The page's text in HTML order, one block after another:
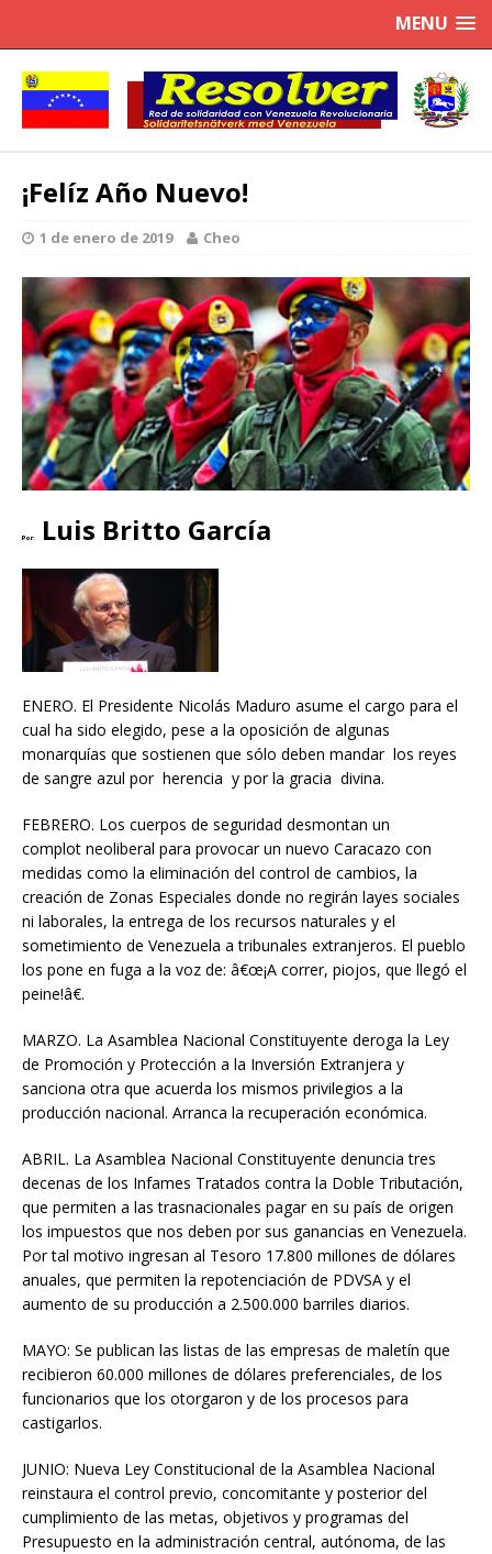
MENU
¡Felíz Año Nuevo!
1 de enero de 2019 Cheo
Por: Luis Britto García
ENERO. El Presidente Nicolás Maduro asume el cargo para el
cual ha sido elegido, pese a la oposición de algunas
monarquías que sostienen que sólo deben mandar los reyes
de sangre azul por herencia y por la gracia divina.
FEBRERO. Los cuerpos de seguridad desmontan un
complot neoliberal para provocar un nuevo Caracazo con
medidas como la eliminación del control de cambios, la
creación de Zonas Especiales donde no regirán layes sociales
ni laborales, la entrega de los recursos naturales y el
sometimiento de Venezuela a tribunales extranjeros. El pueblo
los pone en fuga a la voz de: â€œ¡A correr, piojos, que llegó el
peine!â€.
MARZO. La Asamblea Nacional Constituyente deroga la Ley
de Promoción y Protección a la Inversión Extranjera y
sanciona otra que acuerda los mismos privilegios a la
producción nacional. Arranca la recuperación económica.
ABRIL. La Asamblea Nacional Constituyente denuncia tres
decenas de los Infames Tratados contra la Doble Tributación,
que permiten a las trasnacionales pagar en su país de origen
los impuestos que nos deben por sus ganancias en Venezuela.
Por tal motivo ingresan al Tesoro 17.800 millones de dólares
anuales, que permiten la repotenciación de PDVSA y el
aumento de su producción a 2.500.000 barriles diarios.
MAYO: Se publican las listas de las empresas de maletín que
recibieron 60.000 millones de dólares preferenciales, de los
funcionarios que los otorgaron y de los procesos para
castigarlos.
JUNIO: Nueva Ley Constitucional de la Asamblea Nacional
reinstaura el control previo, concomitante y posterior del
cumplimiento de las metas, objetivos y programas del
Presupuesto en la administración central, autónoma, de las